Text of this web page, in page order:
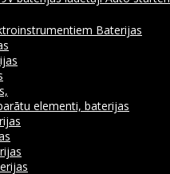
Baterijas
elementi, baterijas